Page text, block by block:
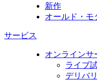
新作
オールド・モ
サービス
オンラインサ
ライブ
デリバ